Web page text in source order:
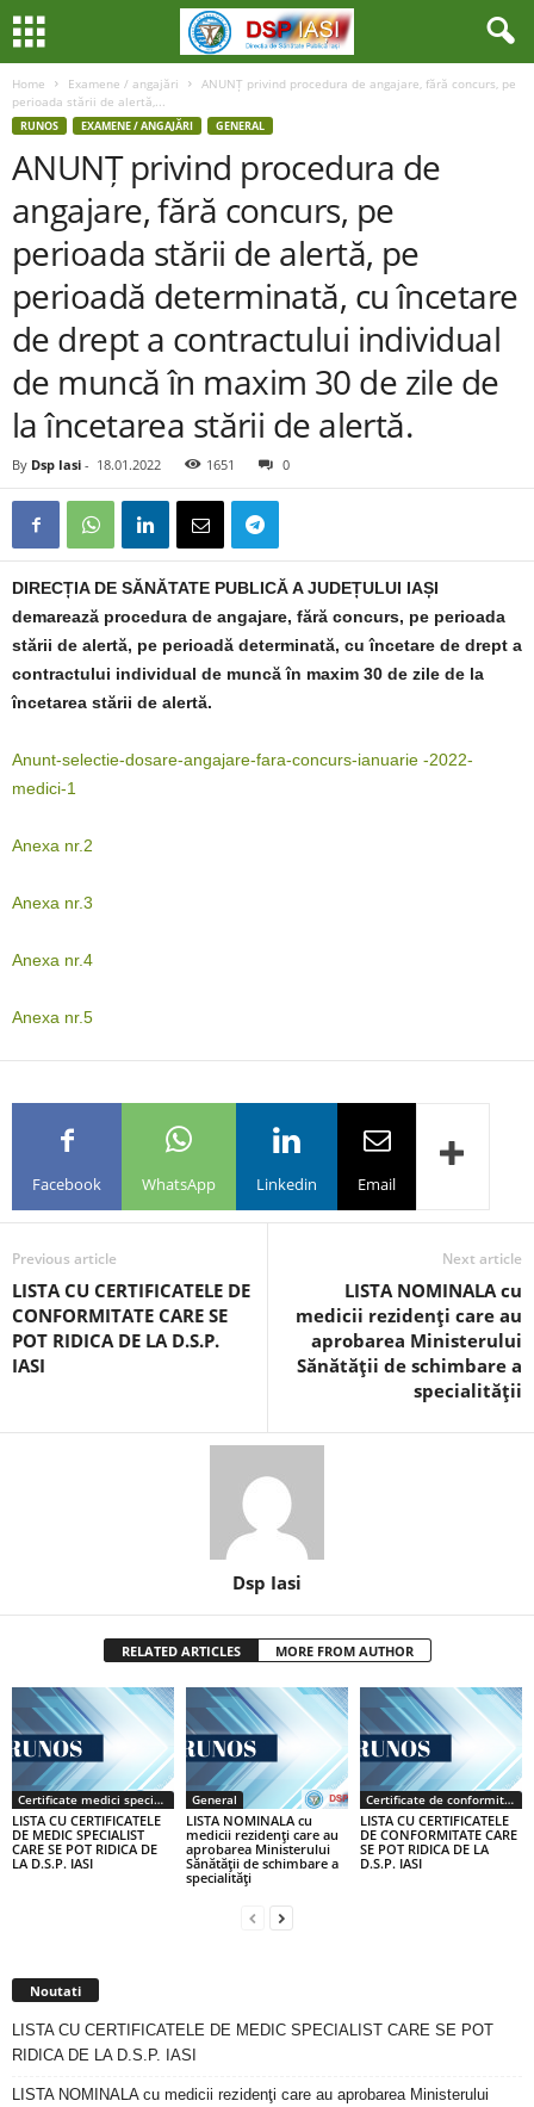
Home Examene / angajări
ANUNȚ privind procedura de angajare, fără concurs, pe
perioada stării de alertă,...
RUNOS EXAMENE / ANGAJĂRI GENERAL
ANUNȚ privind procedura de
angajare, fără concurs, pe
perioada stării de alertă, pe
perioadă determinată, cu încetare
de drept a contractului individual
de muncă în maxim 30 de zile de
la încetarea stării de alertă.
By Dsp Iasi - 18.01.2022 1651 0
DIRECȚIA DE SĂNĂTATE PUBLICĂ A JUDEȚULUI IAȘI
demarează procedura de angajare, fără concurs, pe perioada
stării de alertă, pe perioadă determinată, cu încetare de drept a
contractului individual de muncă în maxim 30 de zile de la
încetarea stării de alertă.
Anunt-selectie-dosare-angajare-fara-concurs-ianuarie -2022-
medici-1
Anexa nr.2
Anexa nr.3
Anexa nr.4
Anexa nr.5
Facebook WhatsApp Linkedin Email
Previous article
LISTA CU CERTIFICATELE DE
CONFORMITATE CARE SE
POT RIDICA DE LA D.S.P.
IASI
Next article
LISTA NOMINALA cu
medicii rezidenţi care au
aprobarea Ministerului
Sănătăţii de schimbare a
specialităţii
Dsp Iasi
RELATED ARTICLES MORE FROM AUTHOR
Certificate medici specialiști / primari
LISTA CU CERTIFICATELE
DE MEDIC SPECIALIST
CARE SE POT RIDICA DE
LA D.S.P. IASI
General
LISTA NOMINALA cu
medicii rezidenţi care au
aprobarea Ministerului
Sănătăţii de schimbare a
specialităţi
Certificate de conformitate
LISTA CU CERTIFICATELE
DE CONFORMITATE CARE
SE POT RIDICA DE LA
D.S.P. IASI
Noutati
LISTA CU CERTIFICATELE DE MEDIC SPECIALIST CARE SE POT
RIDICA DE LA D.S.P. IASI
LISTA NOMINALA cu medicii rezidenţi care au aprobarea Ministerului